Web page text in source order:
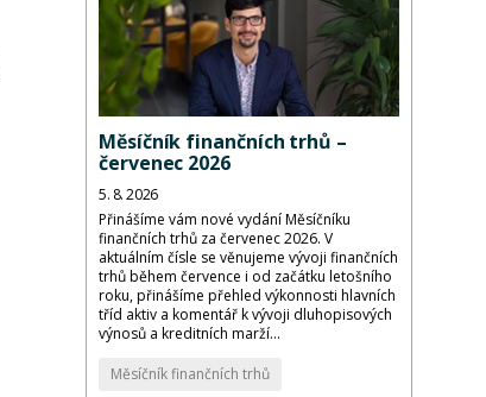
Měsíčník finančních trhů –
červenec 2026
5. 8. 2026
Přinášíme vám nové vydání Měsíčníku
finančních trhů za červenec 2026. V
aktuálním čísle se věnujeme vývoji finančních
trhů během července i od začátku letošního
roku, přinášíme přehled výkonnosti hlavních
tříd aktiv a komentář k vývoji dluhopisových
výnosů a kreditních marží...
Měsíčník finančních trhů